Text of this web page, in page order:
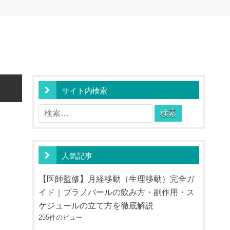
サイト内検索
検
索:
人気記事
【医師監修】月経移動（生理移動）完全ガ
イド｜プラノバールの飲み方・副作用・ス
ケジュールの立て方を徹底解説
255件のビュー